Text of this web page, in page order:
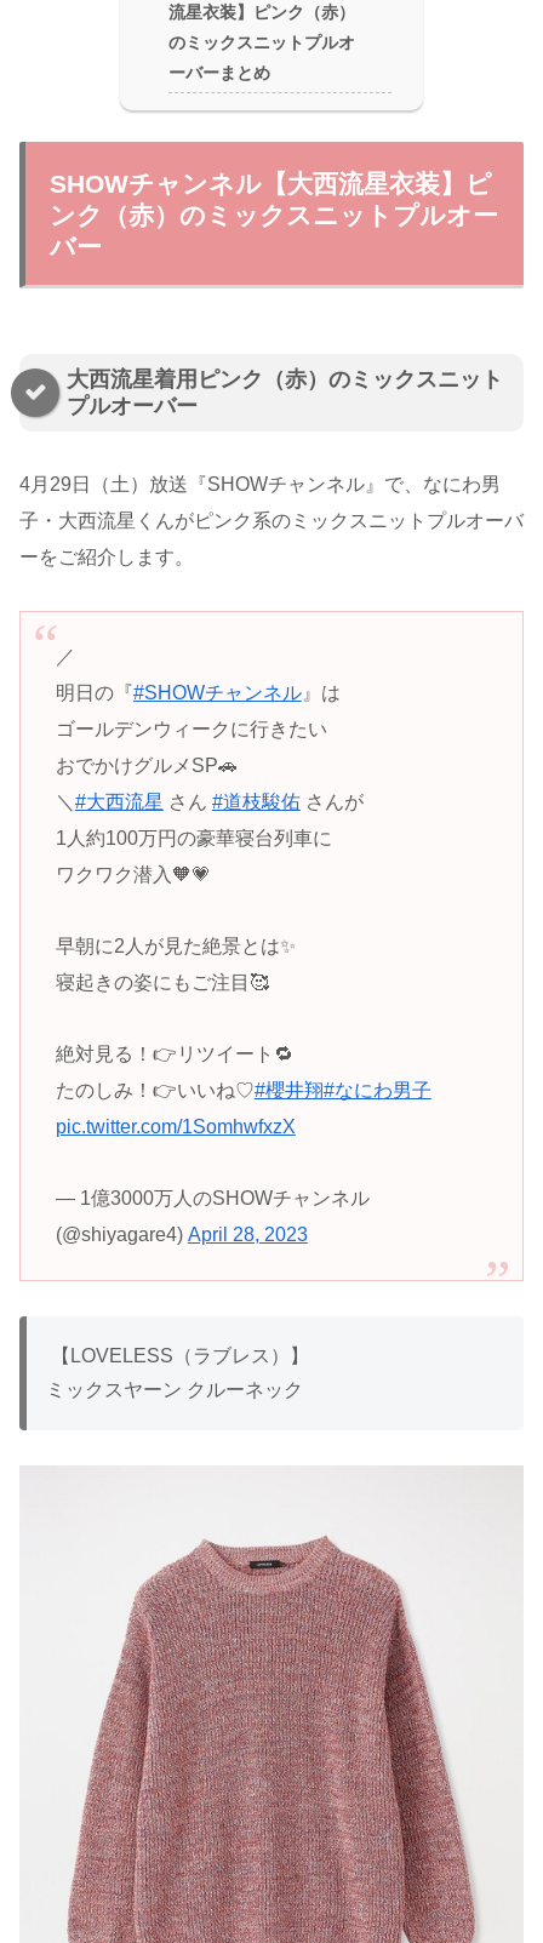
流星衣装】ピンク（赤）
のミックスニットプルオ
ーバーまとめ
SHOWチャンネル【大西流星衣装】ピ
ンク（赤）のミックスニットプルオー
バー
大西流星着用ピンク（赤）のミックスニット
プルオーバー
4月29日（土）放送『SHOWチャンネル』で、なにわ男
子・大西流星くんがピンク系のミックスニットプルオーバ
ーをご紹介します。
／
明日の『 #SHOWチャンネル』は
ゴールデンウィークに行きたい
おでかけグルメSP🚗
＼ #大西流星 さん #道枝駿佑さんが
1人約100万円の豪華寝台列車に
ワクワク潜入🧡💗
早朝に2人が見た絶景とは✨
寝起きの姿にもご注目🥰
絶対見る！👉リツイート🔁
たのしみ！👉いいね♡#櫻井翔#なにわ男子
pic.twitter.com/1SomhwfxzX
— 1億3000万人のSHOWチャンネル
(@shiyagare4) April 28, 2023
【LOVELESS（ラブレス）】
ミックスヤーン クルーネック